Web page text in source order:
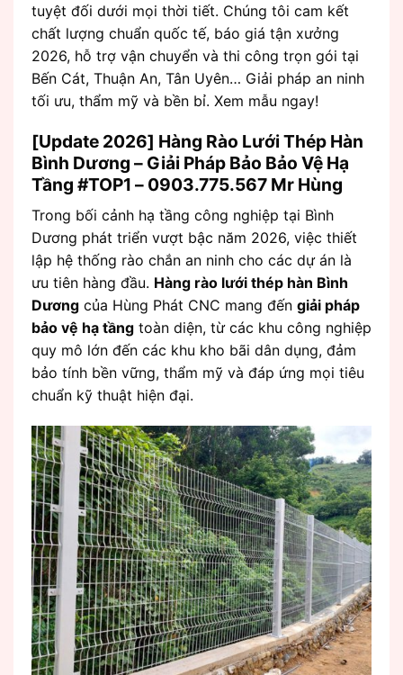
tuyệt đối dưới mọi thời tiết. Chúng tôi cam kết
chất lượng chuẩn quốc tế, báo giá tận xưởng
2026, hỗ trợ vận chuyển và thi công trọn gói tại
Bến Cát, Thuận An, Tân Uyên… Giải pháp an ninh
tối ưu, thẩm mỹ và bền bỉ. Xem mẫu ngay!
[Update 2026] Hàng Rào Lưới Thép Hàn
Bình Dương – Giải Pháp Bảo Bảo Vệ Hạ
Tầng #TOP1 – 0903.775.567 Mr Hùng
Trong bối cảnh hạ tầng công nghiệp tại Bình
Dương phát triển vượt bậc năm 2026, việc thiết
lập hệ thống rào chắn an ninh cho các dự án là
ưu tiên hàng đầu. Hàng rào lưới thép hàn Bình
Dương của Hùng Phát CNC mang đến giải pháp
bảo vệ hạ tầng toàn diện, từ các khu công nghiệp
quy mô lớn đến các khu kho bãi dân dụng, đảm
bảo tính bền vững, thẩm mỹ và đáp ứng mọi tiêu
chuẩn kỹ thuật hiện đại.